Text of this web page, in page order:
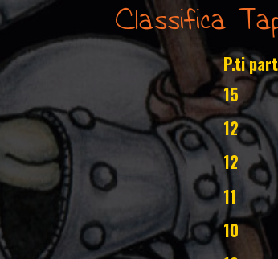
Classifica
P.ti
15
12
12
11
10